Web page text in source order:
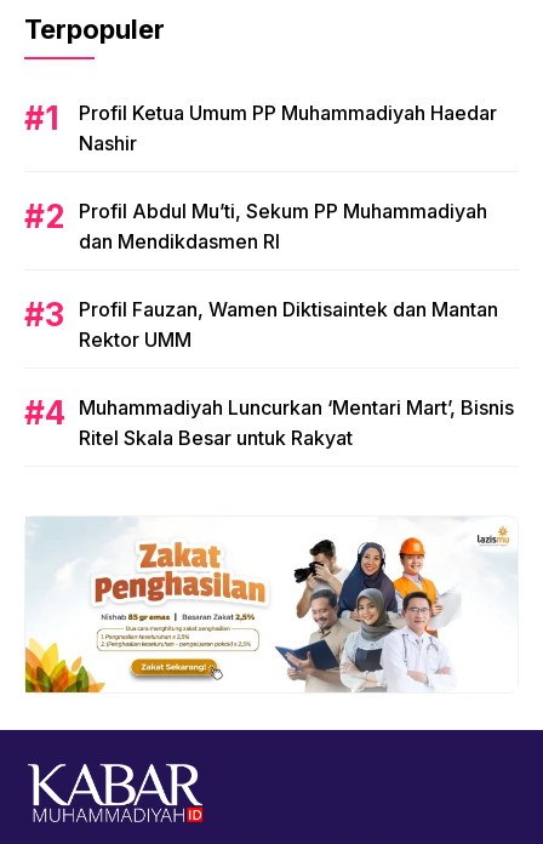
Terpopuler
Profil Ketua Umum PP Muhammadiyah Haedar
Nashir
Profil Abdul Mu’ti, Sekum PP Muhammadiyah
dan Mendikdasmen RI
Profil Fauzan, Wamen Diktisaintek dan Mantan
Rektor UMM
Muhammadiyah Luncurkan ‘Mentari Mart’, Bisnis
Ritel Skala Besar untuk Rakyat